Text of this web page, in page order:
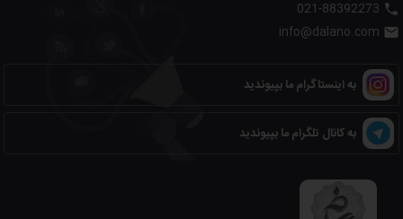


به اینستاگرام ما بپیوندید
به کانال تلگرام ما بپیوندید